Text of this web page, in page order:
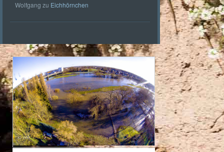
Wolfgang zu Eichhörnchen